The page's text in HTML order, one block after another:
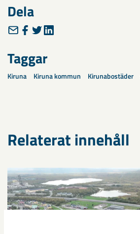
Dela
Taggar
Kiruna Kiruna kommun Kirunabostäder
Relaterat innehåll